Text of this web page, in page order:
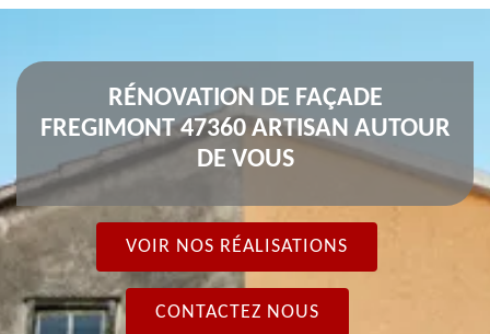
RÉNOVATION DE FAÇADE
FREGIMONT 47360 ARTISAN AUTOUR
DE VOUS
VOIR NOS RÉALISATIONS
CONTACTEZ NOUS